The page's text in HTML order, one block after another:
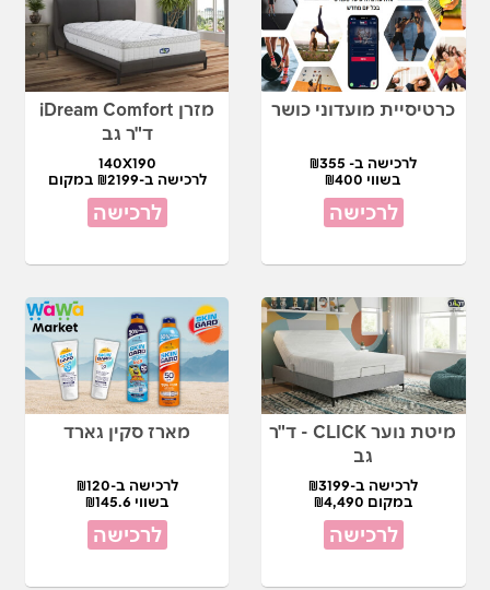
כרטיסיית מועדוני כושר
לרכישה ב- ₪355
בשווי ₪400
לרכישה
מזרן iDream Comfort
ד"ר גב
140X190
לרכישה ב-₪2199 במקום
₪4,490
לרכישה
מיטת נוער CLICK - ד"ר
גב
לרכישה ב-₪3199
במקום ₪4,490
לרכישה
מארז סקין גארד
לרכישה ב-₪120
בשווי ₪145.6
לרכישה